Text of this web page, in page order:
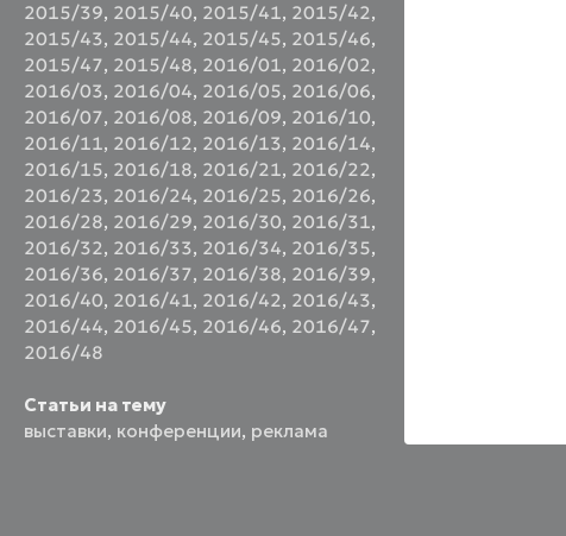
2015/39, 2015/40, 2015/41, 2015/42,
2015/43, 2015/44, 2015/45, 2015/46,
2015/47, 2015/48, 2016/01, 2016/02,
2016/03, 2016/04, 2016/05, 2016/06,
2016/07, 2016/08, 2016/09, 2016/10,
2016/11, 2016/12, 2016/13, 2016/14,
2016/15, 2016/18, 2016/21, 2016/22,
2016/23, 2016/24, 2016/25, 2016/26,
2016/28, 2016/29, 2016/30, 2016/31,
2016/32, 2016/33, 2016/34, 2016/35,
2016/36, 2016/37, 2016/38, 2016/39,
2016/40, 2016/41, 2016/42, 2016/43,
2016/44, 2016/45, 2016/46, 2016/47,
2016/48
Статьи на тему
выставки, конференции, реклама